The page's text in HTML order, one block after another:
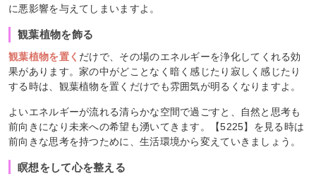
に悪影響を与えてしまいますよ。
観葉植物を飾る
観葉植物を置く だけで、その場のエネルギーを浄化してくれる効
果があります。家の中がどことなく暗く感じたり寂しく感じたり
する時は、観葉植物を置くだけでも雰囲気が明るくなりますよ。
よいエネルギーが流れる清らかな空間で過ごすと、自然と思考も
前向きになり未来への希望も湧いてきます。【5225】を見る時は
前向きな思考を持つために、生活環境から変えていきましょう。
瞑想をして心を整える